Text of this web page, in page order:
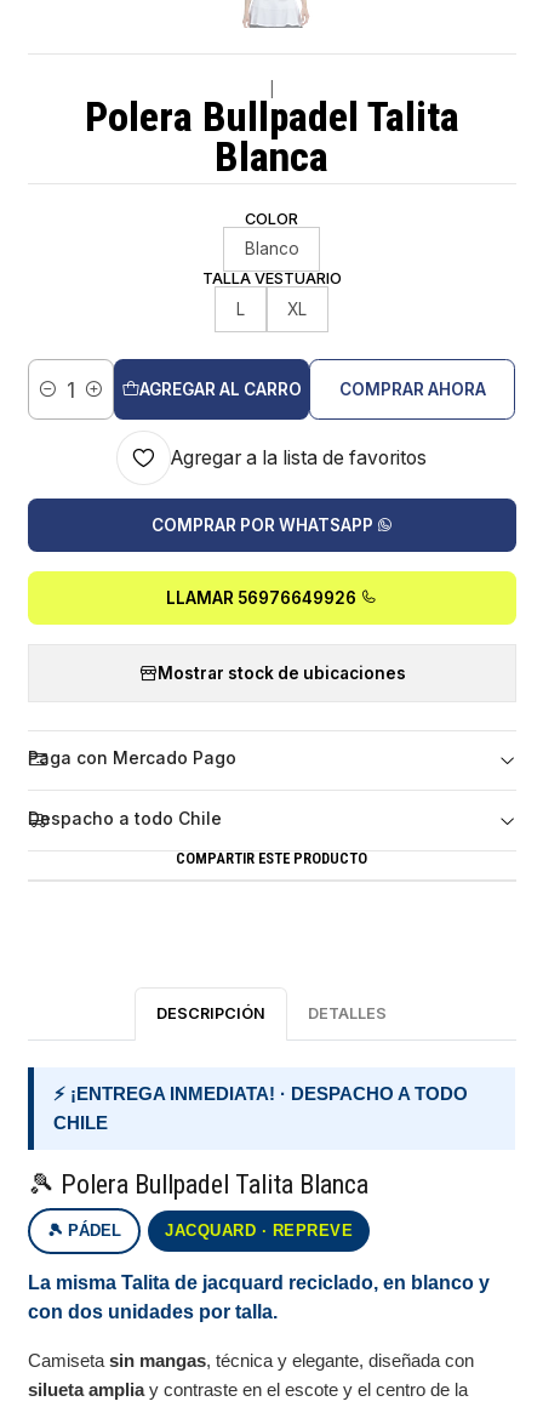
Polera Bullpadel Talita
Blanca
COLOR
Blanco
TALLA VESTUARIO
L XL
Cantidad
AGREGAR AL CARRO COMPRAR AHORA
Agregar a la lista de favoritos
COMPRAR POR WHATSAPP
LLAMAR 56976649926
Mostrar stock de ubicaciones
Paga con Mercado Pago
Despacho a todo Chile
COMPARTIR ESTE PRODUCTO
DESCRIPCIÓN DETALLES
⚡ ¡ENTREGA INMEDIATA! · DESPACHO A TODO
CHILE
🎾 Polera Bullpadel Talita Blanca
🎾 PÁDEL JACQUARD · REPREVE
La misma Talita de jacquard reciclado, en blanco y
con dos unidades por talla.
Camisetasin mangas, técnica y elegante, diseñada con
silueta ampliay contraste en el escote y el centro de la